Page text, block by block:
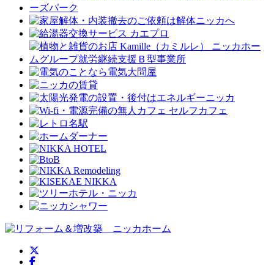
ニッカホーム公式Facebook